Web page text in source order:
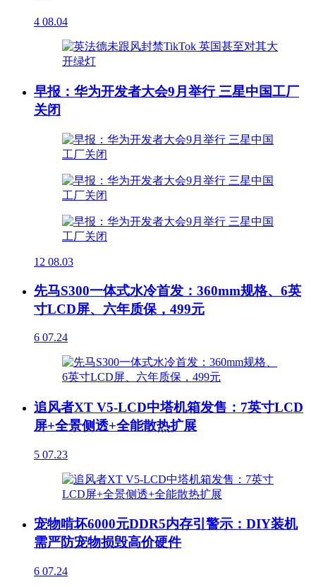
4 08.04
早报：华为开发者大会9月举行 三星中国工厂
关闭
12 08.03
先马S300一体式水冷首发：360mm规格、6英
寸LCD屏、六年质保，499元
6 07.24
追风者XT V5-LCD中塔机箱发售：7英寸LCD
屏+全景侧透+全能散热扩展
5 07.23
宠物啃坏6000元DDR5内存引警示：DIY装机
需严防宠物损毁高价硬件
6 07.24